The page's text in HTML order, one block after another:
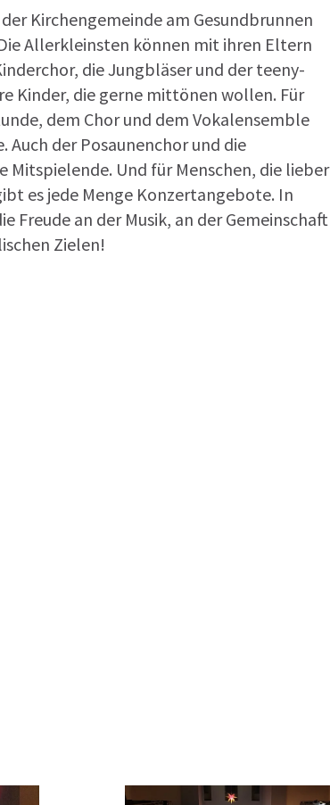
Kirchengemeinde am Gesundbrunnen
Allerkleinsten können mit ihren Eltern
die Jungbläser und der teeny-
Kinder, die gerne mittönen wollen. Für
dem Chor und dem Vokalensemble
der Posaunenchor und die
Mitspielende. Und für Menschen, die lieber
es jede Menge Konzertangebote. In
Freude an der Musik, an der Gemeinschaft
Zielen!